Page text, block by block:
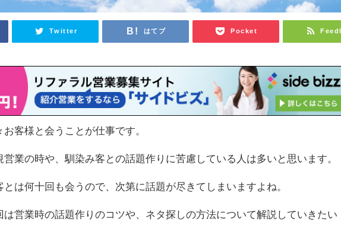
Twitter はてブ Pocket
客様と会うことが仕事です。
営業の時や、馴染み客との話題作りに苦慮している人は多いと思います。
とは何十回も会うので、次第に話題が尽きてしまいますよね。
は営業時の話題作りのコツや、ネタ探しの方法について解説していきたい